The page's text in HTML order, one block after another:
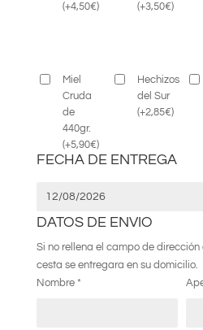
(+4,50€)
(+3,50€)
Miel
Cruda
de
440gr.
(+5,90€)
Hechizos
del Sur
(+2,85€)
FECHA DE ENTREGA
DATOS DE ENVIO
Si no rellena el campo de dirección
cesta se entregara en su domicilio.
Nombre *